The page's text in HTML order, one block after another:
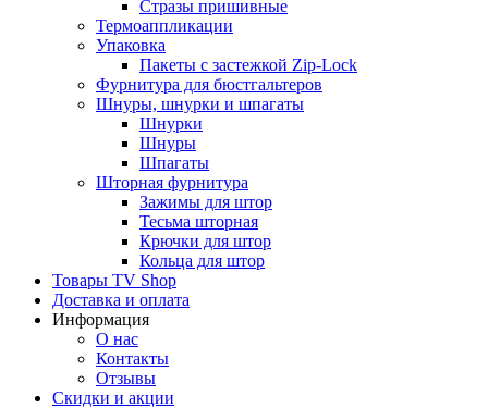
Стразы пришивные
Термоаппликации
Упаковка
Пакеты с застежкой Zip-Lock
Фурнитура для бюстгальтеров
Шнуры, шнурки и шпагаты
Шнурки
Шнуры
Шпагаты
Шторная фурнитура
Зажимы для штор
Тесьма шторная
Крючки для штор
Кольца для штор
Товары TV Shop
Доставка и оплата
Информация
О нас
Контакты
Отзывы
Скидки и акции